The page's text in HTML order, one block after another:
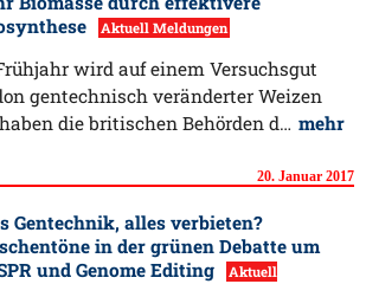
Aktuell Meldungen
wird auf einem Versuchsgut
gentechnisch veränderter Weizen
die britischen Behörden d… mehr
20. Januar 2017
Gentechnik, alles verbieten?
in der grünen Debatte um
und Genome Editing
Aktuell